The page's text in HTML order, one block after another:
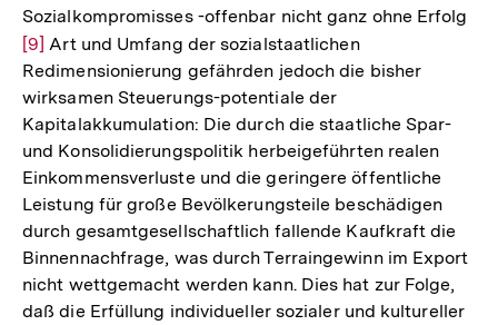
Sozialkompromisses -offenbar nicht ganz ohne Erfolg
[9] Art und Umfang der sozialstaatlichen
Redimensionierung gefährden jedoch die bisher
wirksamen Steuerungs-potentiale der
Kapitalakkumulation: Die durch die staatliche Spar-
und Konsolidierungspolitik herbeigeführten realen
Einkommensverluste und die geringere öffentliche
Leistung für große Bevölkerungsteile beschädigen
durch gesamtgesellschaftlich fallende Kaufkraft die
Binnennachfrage, was durch Terraingewinn im Export
nicht wettgemacht werden kann. Dies hat zur Folge,
daß die Erfüllung individueller sozialer und kultureller